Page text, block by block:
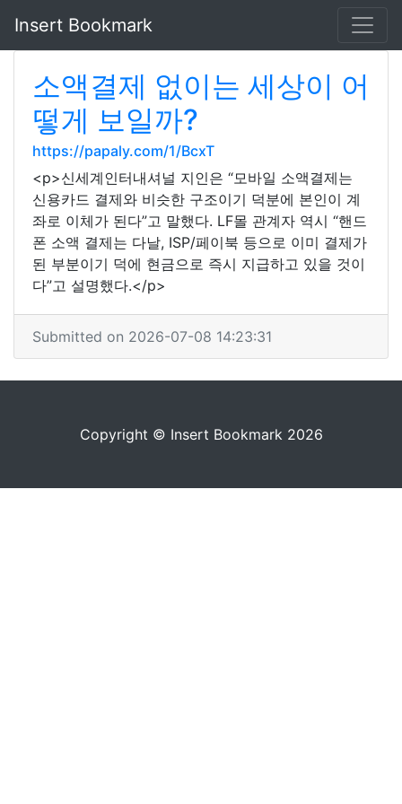
Insert Bookmark
소액결제 없이는 세상이 어
떻게 보일까?
https://papaly.com/1/BcxT
<p>신세계인터내셔널 지인은 “모바일 소액결제는
신용카드 결제와 비슷한 구조이기 덕분에 본인이 계
좌로 이체가 된다”고 말했다. LF몰 관계자 역시 “핸드
폰 소액 결제는 다날, ISP/페이북 등으로 이미 결제가
된 부분이기 덕에 현금으로 즉시 지급하고 있을 것이
다”고 설명했다.</p>
Submitted on 2026-07-08 14:23:31
Copyright © Insert Bookmark 2026